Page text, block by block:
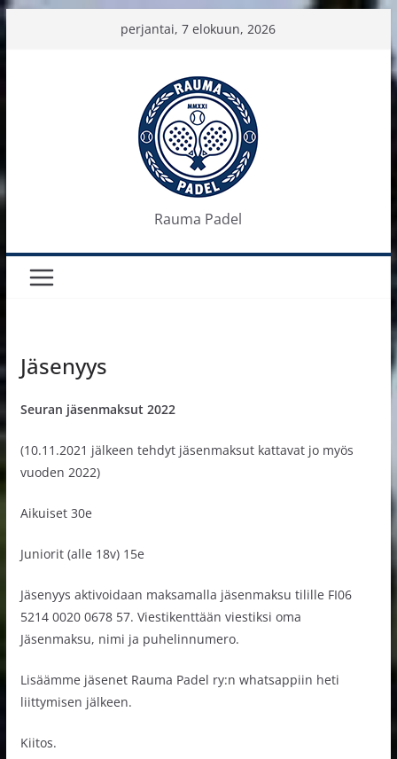
Skip
perjantai, 7 elokuun, 2026
Rauma Padel
Jäsenyys
Seuran jäsenmaksut 2022
(10.11.2021 jälkeen tehdyt jäsenmaksut kattavat jo myös
vuoden 2022)
Aikuiset 30e
Juniorit (alle 18v) 15e
Jäsenyys aktivoidaan maksamalla jäsenmaksu tilille FI06
5214 0020 0678 57. Viestikenttään viestiksi oma
Jäsenmaksu, nimi ja puhelinnumero.
Lisäämme jäsenet Rauma Padel ry:n whatsappiin heti
liittymisen jälkeen.
Kiitos.